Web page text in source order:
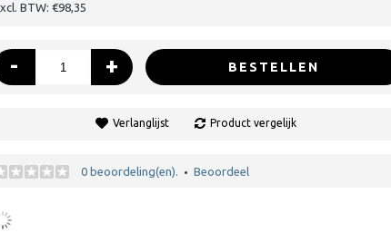
BTW: €98,35
- + BESTELLEN
Verlanglijst Product vergelijk
0 beoordeling(en). • Beoordeel